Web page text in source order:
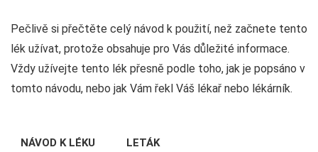
Pečlivě si přečtěte celý návod k použití, než začnete tento
lék užívat, protože obsahuje pro Vás důležité informace.
Vždy užívejte tento lék přesně podle toho, jak je popsáno v
tomto návodu, nebo jak Vám řekl Váš lékař nebo lékárník.
NÁVOD K LÉKU LETÁK